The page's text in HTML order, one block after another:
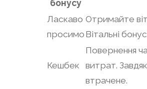
бонусу
Ласкаво
просимо
Отримайте
Вітальні
Кешбек
Повернення
витрат.
втрачене.